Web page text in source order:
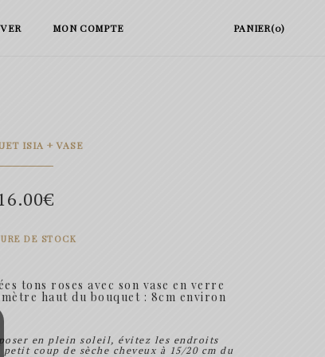
MON COMPTE PANIER(0)
ISIA + VASE
€
DE STOCK
tons roses avec son vase en verre
haut du bouquet : 8cm environ
en plein soleil, évitez les endroits
coup de sèche cheveux à 15/20 cm du